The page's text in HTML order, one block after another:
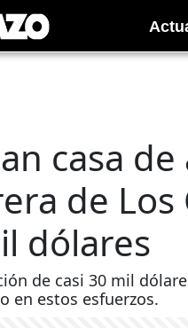
casa
de
dólares
de casi 30 mil
en estos esfuerzos.